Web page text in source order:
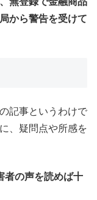
から警告を受けて
記事というわけで
、疑問点や所感を
者の声を読めば十